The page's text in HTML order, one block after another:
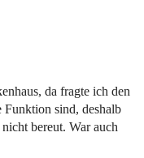
da fragte ich den
Funktion sind, deshalb
bereut. War auch